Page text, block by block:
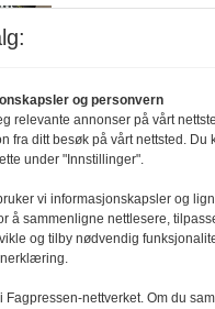
Slik
Færre varer,
hyller
KI lager mat
og personvern
relevante annonser på vårt
fra ditt besøk på vårt nettsted. Du
under "Innstillinger".
vi informasjonskapsler og
å sammenligne nettlesere,
og tilby nødvendig
Fagpressen-nettverket. Om du